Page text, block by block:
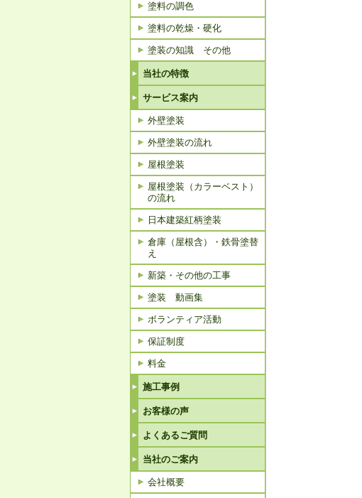
塗料の調色
塗料の乾燥・硬化
塗装の知識 その他
当社の特徴
サービス案内
外壁塗装
外壁塗装の流れ
屋根塗装
屋根塗装（カラーベスト）
の流れ
日本建築紅柄塗装
倉庫（屋根含）・鉄骨塗替
え
新築・その他の工事
塗装 動画集
ボランティア活動
保証制度
料金
施工事例
お客様の声
よくあるご質問
当社のご案内
会社概要